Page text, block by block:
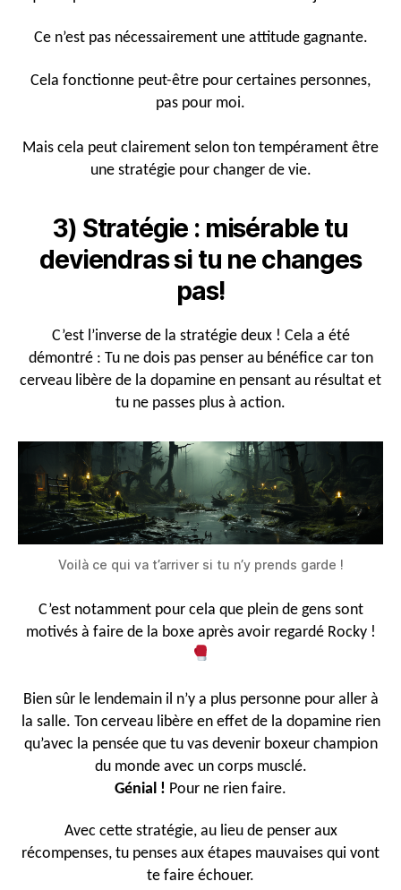
Ce n’est pas nécessairement une attitude gagnante.
Cela fonctionne peut-être pour certaines personnes,
pas pour moi.
Mais cela peut clairement selon ton tempérament être
une stratégie pour changer de vie.
3) Stratégie : misérable tu
deviendras si tu ne changes
pas!
C’est l’inverse de la stratégie deux ! Cela a été
démontré : Tu ne dois pas penser au bénéfice car ton
cerveau libère de la dopamine en pensant au résultat et
tu ne passes plus à action.
Voilà ce qui va t’arriver si tu n’y prends garde !
C’est notamment pour cela que plein de gens sont
motivés à faire de la boxe après avoir regardé Rocky !
Bien sûr le lendemain il n’y a plus personne pour aller à
la salle. Ton cerveau libère en effet de la dopamine rien
qu’avec la pensée que tu vas devenir boxeur champion
du monde avec un corps musclé.
Génial ! Pour ne rien faire.
Avec cette stratégie, au lieu de penser aux
récompenses, tu penses aux étapes mauvaises qui vont
te faire échouer.